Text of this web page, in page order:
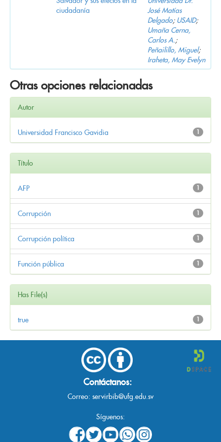
ciudadanía
José Matías
Delgado; USAID;
Umaña Cerna,
Carlos A.;
Peñailillo, Miguel;
Iraheta, May Evelyn
Otras opciones relacionadas
Autor
1
Universidad Francisco Gavidia
Título
1
AFP
1
Corrupción
1
Corrupción política
1
Función pública
Has File(s)
1
true
Contáctanos:
Correo: servirbib@ufg.edu.sv
Síguenos: